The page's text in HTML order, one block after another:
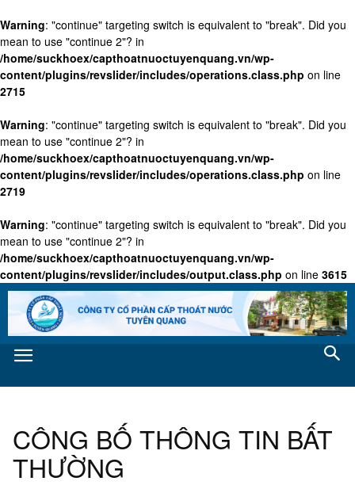
Warning: "continue" targeting switch is equivalent to "break". Did you
mean to use "continue 2"? in
/home/suckhoex/capthoatnuoctuyenquang.vn/wp-
content/plugins/revslider/includes/operations.class.php on line
2715
Warning: "continue" targeting switch is equivalent to "break". Did you
mean to use "continue 2"? in
/home/suckhoex/capthoatnuoctuyenquang.vn/wp-
content/plugins/revslider/includes/operations.class.php on line
2719
Warning: "continue" targeting switch is equivalent to "break". Did you
mean to use "continue 2"? in
/home/suckhoex/capthoatnuoctuyenquang.vn/wp-
content/plugins/revslider/includes/output.class.php on line 3615
CÔNG BỐ THÔNG TIN BẤT
THƯỜNG